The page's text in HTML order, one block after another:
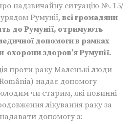
надзвичайну ситуацію №. 15/
Румунії, всі громадяни
до Румунії, отримують
допомоги в рамках
охорони здоров’я Румунії.
проти раку Маленькі люди
надає допомогу
чи старим, які повинні
лікування раку за
допомогу з: